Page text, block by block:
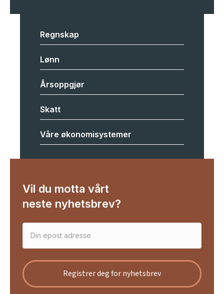
Regnskap
Lønn
Årsoppgjør
Skatt
Våre økonomisystemer
Vil du motta vårt
neste nyhetsbrev?